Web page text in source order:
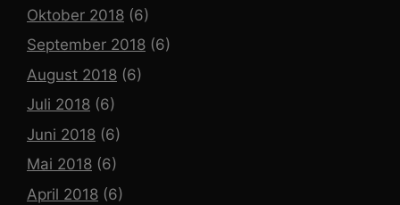
Oktober 2018 (6)
September 2018 (6)
August 2018 (6)
Juli 2018 (6)
Juni 2018 (6)
Mai 2018 (6)
April 2018 (6)